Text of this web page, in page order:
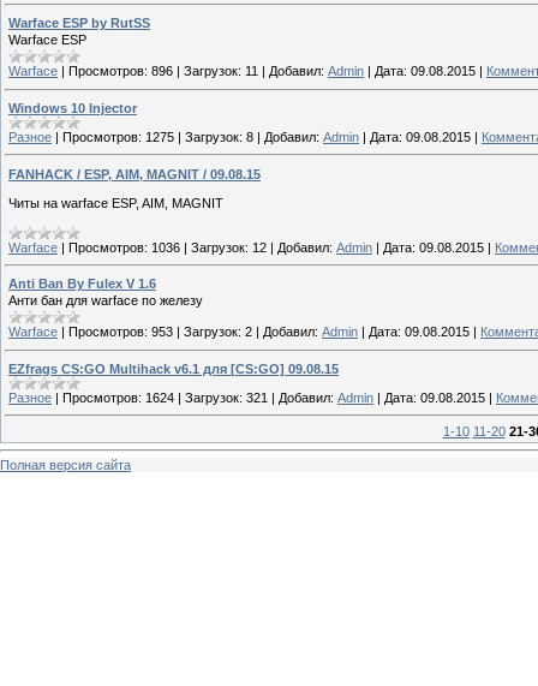
Warface ESP by RutSS
Warface ESP
Warface Просмотров: 896 Загрузок: 11 Добавил: Admin Дата: 09.08.2015
Windows 10 Injector
Разное | Просмотров: 1275 | Загрузок: 8 | Добавил: Admin | Дата: 09.08.2015 |
FANHACK / ESP, AIM, MAGNIT / 09.08.15
Читы на warface ESP, AIM, MAGNIT
Warface | Просмотров: 1036 | Загрузок: 12 | Добавил: Admin | Дата: 09.08.2015 |
Anti Ban By Fulex V 1.6
Анти бан для warface по железу
Warface | Просмотров: 953 | Загрузок: 2 | Добавил: Admin | Дата: 09.08.2015 |
EZfrags CS:GO Multihack v6.1 для [CS:GO] 09.08.15
Разное | Просмотров: 1624 | Загрузок: 321 | Добавил: Admin | Дата: 09.08.2015 |
1-10 11-20 21-
Полная версия сайта